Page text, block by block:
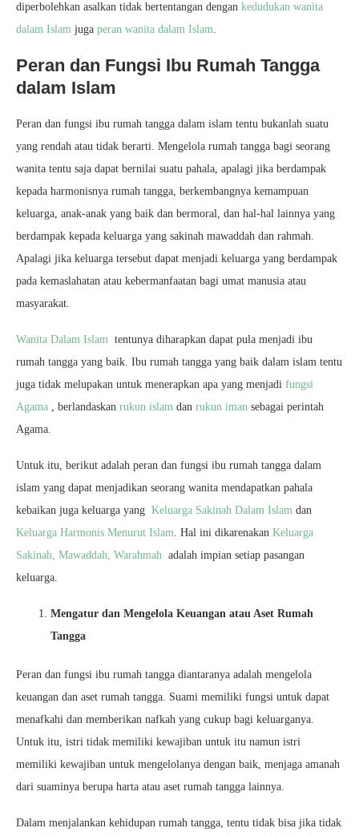
diperbolehkan asalkan tidak bertentangan dengan kedudukan wanita
dalam Islam juga peran wanita dalam Islam.
Peran dan Fungsi Ibu Rumah Tangga
dalam Islam
Peran dan fungsi ibu rumah tangga dalam islam tentu bukanlah suatu
yang rendah atau tidak berarti. Mengelola rumah tangga bagi seorang
wanita tentu saja dapat bernilai suatu pahala, apalagi jika berdampak
kepada harmonisnya rumah tangga, berkembangnya kemampuan
keluarga, anak-anak yang baik dan bermoral, dan hal-hal lainnya yang
berdampak kepada keluarga yang sakinah mawaddah dan rahmah.
Apalagi jika keluarga tersebut dapat menjadi keluarga yang berdampak
pada kemaslahatan atau kebermanfaatan bagi umat manusia atau
masyarakat.
Wanita Dalam Islam tentunya diharapkan dapat pula menjadi ibu
rumah tangga yang baik. Ibu rumah tangga yang baik dalam islam tentu
juga tidak melupakan untuk menerapkan apa yang menjadi fungsi
Agama , berlandaskan rukun islam dan rukun iman sebagai perintah
Agama.
Untuk itu, berikut adalah peran dan fungsi ibu rumah tangga dalam
islam yang dapat menjadikan seorang wanita mendapatkan pahala
kebaikan juga keluarga yang Keluarga Sakinah Dalam Islam dan
Keluarga Harmonis Menurut Islam. Hal ini dikarenakan Keluarga
Sakinah, Mawaddah, Warahmah adalah impian setiap pasangan
keluarga.
Mengatur dan Mengelola Keuangan atau Aset Rumah
Tangga
Peran dan fungsi ibu rumah tangga diantaranya adalah mengelola
keuangan dan aset rumah tangga. Suami memiliki fungsi untuk dapat
menafkahi dan memberikan nafkah yang cukup bagi keluarganya.
Untuk itu, istri tidak memiliki kewajiban untuk itu namun istri
memiliki kewajiban untuk mengelolanya dengan baik, menjaga amanah
dari suaminya berupa harta atau aset rumah tangga lainnya.
Dalam menjalankan kehidupan rumah tangga, tentu tidak bisa jika tidak